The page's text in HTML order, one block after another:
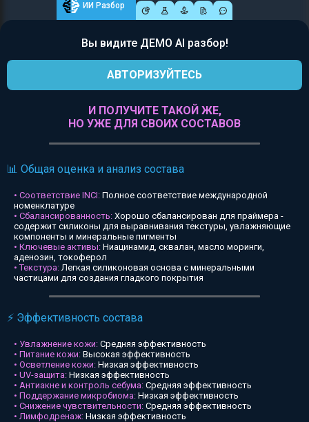
ИИ Разбор
Вы видите ДЕМО AI разбор!
АВТОРИЗУЙТЕСЬ
И ПОЛУЧИТЕ ТАКОЙ ЖЕ,
НО УЖЕ ДЛЯ СВОИХ СОСТАВОВ
📊 Общая оценка и анализ состава
• Соответствие INCI: Полное соответствие международной
номенклатуре
• Сбалансированность: Хорошо сбалансирован для праймера -
содержит силиконы для выравнивания текстуры, увлажняющие
компоненты и минеральные пигменты
• Ключевые активы: Ниацинамид, сквалан, масло моринги,
аденозин, токоферол
• Текстура:Легкая силиконовая основа с минеральными
частицами для создания гладкого покрытия
⚡ Эффективность состава
• Увлажнение кожи: Средняя эффективность
• Питание кожи: Высокая эффективность
• Осветление кожи: Низкая эффективность
• UV-защита: Низкая эффективность
• Антиакне и контроль себума: Средняя эффективность
• Поддержание микробиома: Низкая эффективность
• Снижение чувствительности: Средняя эффективность
• Лимфодренаж: Низкая эффективность